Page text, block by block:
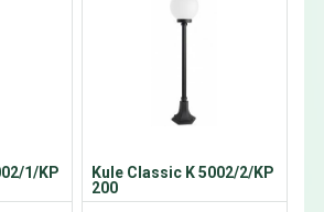
1/KP
Kule Classic K 5002/2/KP
200